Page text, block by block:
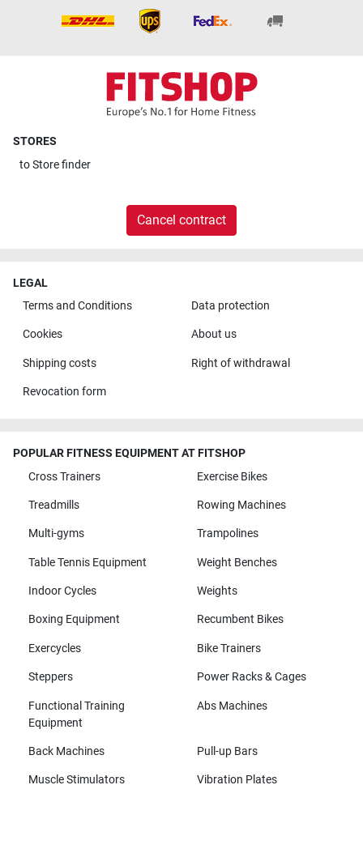
STORES
toStore finder
Cancel contract
LEGAL
Terms and Conditions
Data protection
Cookies About us
Shipping costs Right of withdrawal
Revocation form
POPULAR FITNESS EQUIPMENT AT FITSHOP
Cross Trainers
Exercise Bikes
Treadmills Rowing Machines
Multi-gyms Trampolines
Table Tennis Equipment Weight Benches
Indoor Cycles Weights
Boxing Equipment Recumbent Bikes
Exercycles Bike Trainers
Steppers Power Racks & Cages
Functional Training
Equipment
Abs Machines
Back Machines Pull-up Bars
Muscle Stimulators Vibration Plates